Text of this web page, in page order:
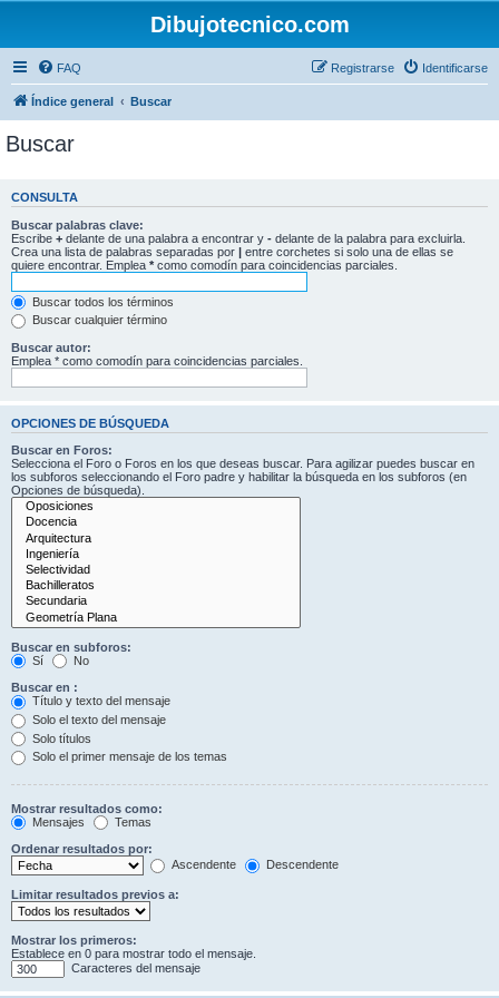
Dibujotecnico.com
FAQ Identificarse
Registrarse
Índice general Buscar
Buscar
CONSULTA
Buscar palabras clave:
Escribe + delante de una palabra a encontrar y - delante de la palabra para excluirla.
Crea una lista de palabras separadas por | entre corchetes si solo una de ellas se
quiere encontrar. Emplea * como comodín para coincidencias parciales.
Buscar todos los términos
Buscar cualquier término
Buscar autor:
Emplea * como comodín para coincidencias parciales.
OPCIONES DE BÚSQUEDA
Buscar en Foros:
Selecciona el Foro o Foros en los que deseas buscar. Para agilizar puedes buscar en
los subforos seleccionando el Foro padre y habilitar la búsqueda en los subforos (en
Opciones de búsqueda).
Buscar en subforos:
Sí
No
Buscar en :
Título y texto del mensaje
Solo el texto del mensaje
Solo títulos
Solo el primer mensaje de los temas
Mostrar resultados como:
Mensajes
Temas
Ordenar resultados por:
Ascendente
Descendente
Limitar resultados previos a:
Mostrar los primeros:
Establece en 0 para mostrar todo el mensaje.
Caracteres del mensaje